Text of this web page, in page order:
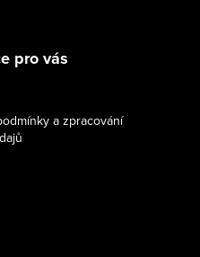
pro vás
a zpracování